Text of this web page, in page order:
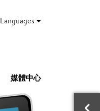
Languages
媒體中心